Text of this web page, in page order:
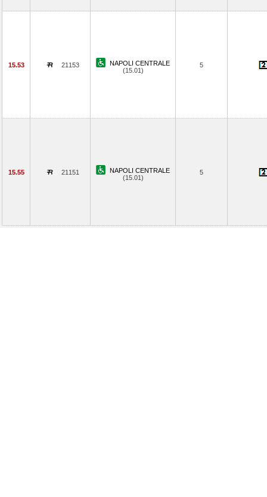
15.53 21153
NAPOLI CENTRALE
(15.01)
5
15.55 21151
NAPOLI CENTRALE
(15.01)
5